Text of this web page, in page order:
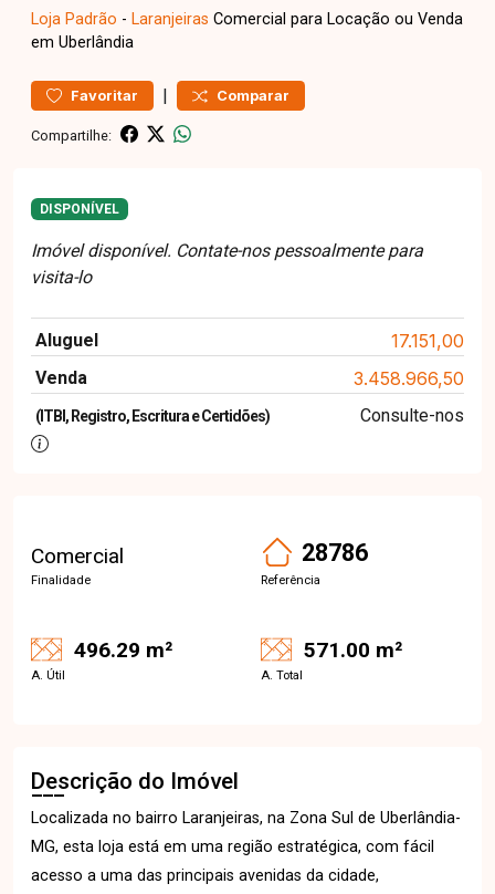
Loja Padrão - Laranjeiras Comercial para Locação ou Venda
em Uberlândia
Favoritar | Comparar
Compartilhe:
DISPONÍVEL
Imóvel disponível. Contate-nos pessoalmente para
visita-lo
Aluguel 17.151,00
Venda 3.458.966,50
(ITBI, Registro, Escritura e Certidões) Consulte-nos
Comercial
Finalidade
28786
Referência
496.29 m²
A. Útil
571.00 m²
A. Total
Descrição do Imóvel
Localizada no bairro Laranjeiras, na Zona Sul de Uberlândia-
MG, esta loja está em uma região estratégica, com fácil
acesso a uma das principais avenidas da cidade,